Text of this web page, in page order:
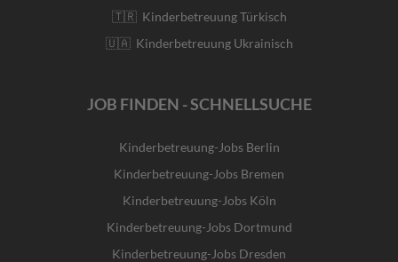
🇹🇷 Kinderbetreuung Türkisch
🇺🇦 Kinderbetreuung Ukrainisch
JOB FINDEN - SCHNELLSUCHE
Kinderbetreuung-Jobs Berlin
Kinderbetreuung-Jobs Bremen
Kinderbetreuung-Jobs Köln
Kinderbetreuung-Jobs Dortmund
Kinderbetreuung-Jobs Dresden